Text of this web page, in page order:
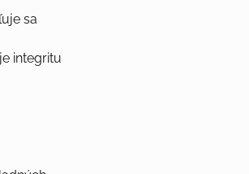
sa
integritu